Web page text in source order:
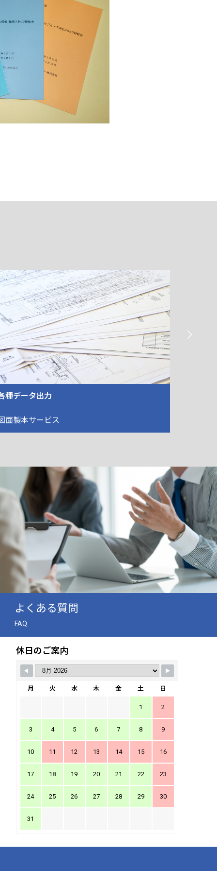
判ラミネート
の他サービス

よくある質問
FAQ
休日のご案内
月 火 水 木 金 土 日
1 2
3 4 5 6 7 8 9
10 11 12 13 14 15 16
17 18 19 20 21 22 23
24 25 26 27 28 29 30
31